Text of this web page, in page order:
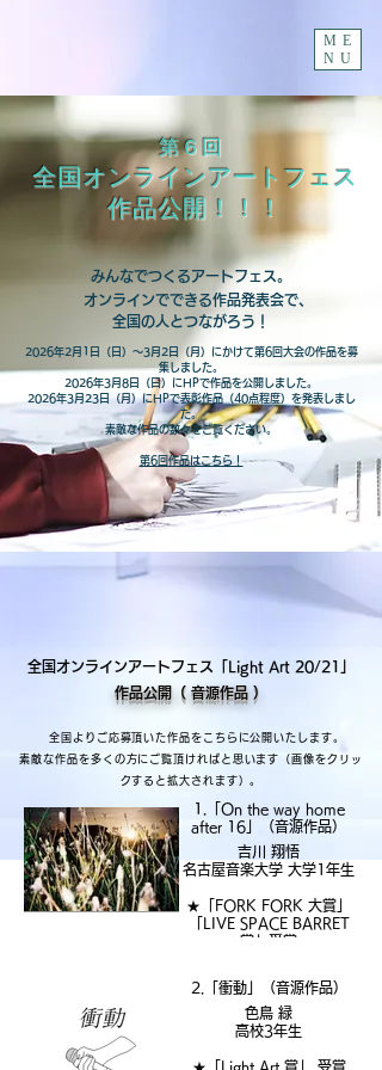
第６回
全国オンラインアートフェス
作品公開！！！
みんなでつくるアートフェス。
オンラインでできる作品発表会で、
全国の人とつながろう！
​2026年2月1日（日）～3月2日（月）にかけて第6回大会の作品を募
集しました。
2026年3月8日（日）にHPで作品を公開しました。
2026年3月23日（月）にHPで表彰作品（40点程度）を発表しまし
た。
​素敵な作品の数々をご覧ください。
第6回作品はこちら！
ME
NU
全国オンラインアートフェス「Light Art 20/21」
作品公開（ 音源作品 ）
全国よりご応募頂いた作品をこちらに公開いたします。
素敵な作品を多くの方にご覧頂ければと思います（画像をクリッ
クすると拡大されます）。
1.「On the way home
after 16」（音源作品）
吉川 翔悟
名古屋音楽大学 大学1年生
★「FORK FORK 大賞」
「LIVE SPACE BARRET
賞」受賞
午後16時過ぎの学校からの
帰り道。
夕日に照らされながら田舎
道を1人で歩く。
とても好き。
2.「衝動」（音源作品）
色鳥 緑
高校3年生
★「Light Art 賞」 受賞